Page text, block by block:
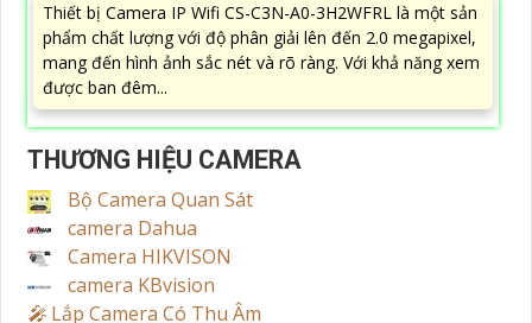
Thiết bị Camera IP Wifi CS-C3N-A0-3H2WFRL là một sản
phẩm chất lượng với độ phân giải lên đến 2.0 megapixel,
mang đến hình ảnh sắc nét và rõ ràng. Với khả năng xem
được ban đêm...
THƯƠNG HIỆU CAMERA
Bộ Camera Quan Sát
camera Dahua
Camera HIKVISON
camera KBvision
️🎤️ Lắp Camera Có Thu Âm